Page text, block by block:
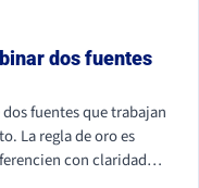
dos fuentes
fuentes que trabajan
La regla de oro es
con claridad